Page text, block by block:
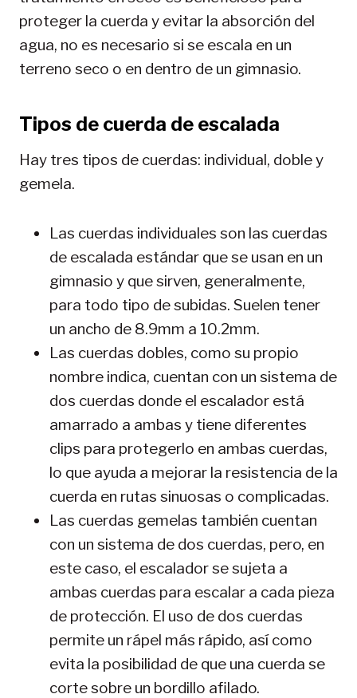
proteger la cuerda y evitar la absorción del
agua, no es necesario si se escala en un
terreno seco o en dentro de un gimnasio.
Tipos de cuerda de escalada
Hay tres tipos de cuerdas: individual, doble y
gemela.
Las cuerdas individuales son las cuerdas
de escalada estándar que se usan en un
gimnasio y que sirven, generalmente,
para todo tipo de subidas. Suelen tener
un ancho de 8.9mm a 10.2mm.
Las cuerdas dobles, como su propio
nombre indica, cuentan con un sistema de
dos cuerdas donde el escalador está
amarrado a ambas y tiene diferentes
clips para protegerlo en ambas cuerdas,
lo que ayuda a mejorar la resistencia de la
cuerda en rutas sinuosas o complicadas.
Las cuerdas gemelas también cuentan
con un sistema de dos cuerdas, pero, en
este caso, el escalador se sujeta a
ambas cuerdas para escalar a cada pieza
de protección. El uso de dos cuerdas
permite un rápel más rápido, así como
evita la posibilidad de que una cuerda se
corte sobre un bordillo afilado.